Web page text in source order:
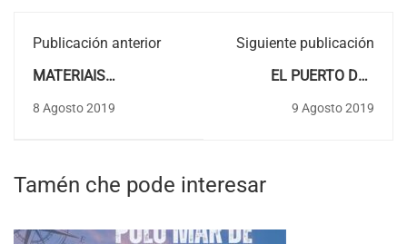
Publicación anterior
MATERIAIS
CATALOGADOS NA
8 Agosto 2019
Siguiente publicación
EL PUERTO DEL
Xosé Lois Vilar
9 Agosto 2019
Tamén che pode interesar